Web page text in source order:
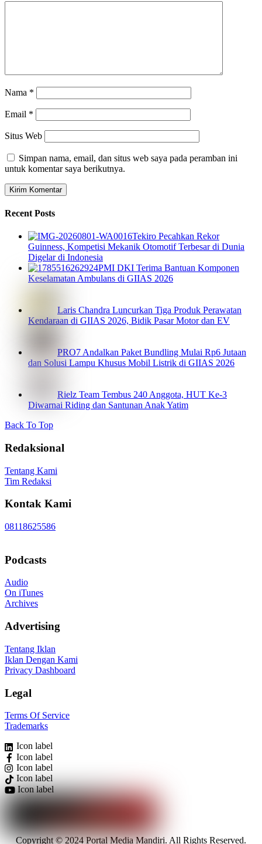
Nama *
Email *
Situs Web
Simpan nama, email, dan situs web saya pada peramban ini
untuk komentar saya berikutnya.
Recent Posts
Tekiro Pecahkan Rekor
Guinness, Kompetisi Mekanik Otomotif Terbesar di Dunia
Digelar di Indonesia
PMI DKI Terima Bantuan Komponen
Keselamatan Ambulans di GIIAS 2026
Laris Chandra Luncurkan Tiga Produk Perawatan
Kendaraan di GIIAS 2026, Bidik Pasar Motor dan EV
PRO7 Andalkan Paket Bundling Mulai Rp6 Jutaan
dan Solusi Lampu Khusus Mobil Listrik di GIIAS 2026
Rielz Team Tembus 240 Anggota, HUT Ke-3
Diwarnai Riding dan Santunan Anak Yatim
Back To Top
Redaksional
Tentang Kami
Tim Redaksi
Kontak Kami
08118625586
Podcasts
Audio
On iTunes
Archives
Advertising
Tentang Iklan
Iklan Dengan Kami
Privacy Dashboard
Legal
Terms Of Service
Trademarks
Icon label
Icon label
Icon label
Icon label
Icon label
Copyright © 2024 Portal Media Mandiri. All Rights Reserved.